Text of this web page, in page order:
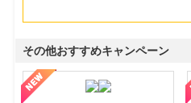
その他おすすめキャンペーン